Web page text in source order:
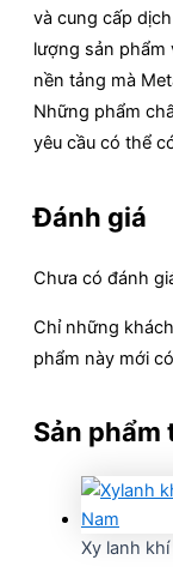
và cung cấp
lượng sản phẩm
nền tảng mà
Những phẩm
yêu cầu có thể
Đánh giá
Chưa có đánh
Chỉ những
phẩm này mới
Sản
Xy lanh